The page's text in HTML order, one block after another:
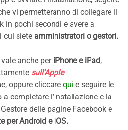
vi permetteranno di collegare il
in pochi secondi e avere a
cui siete amministratori o gestori.
anche per iPhone e iPad,
sull’Apple
oppure cliccare qui e seguire le
completare l’installazione e la
delle pagine Facebook è
per Android e iOS.